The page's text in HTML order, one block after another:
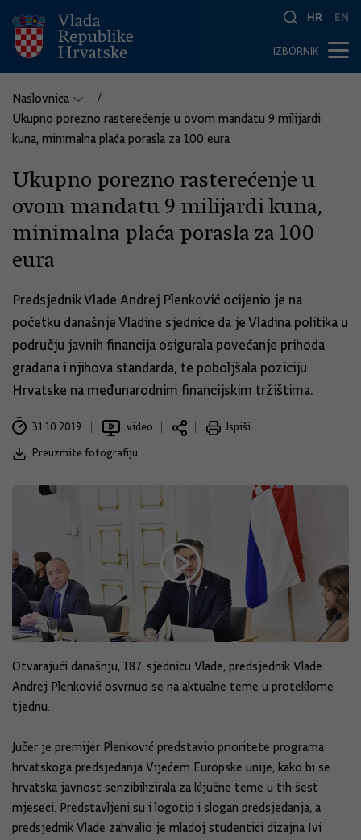
HR EN
IZBORNIK
Naslovnica
Ukupno porezno rasterećenje u ovom mandatu 9 milijardi
kuna, minimalna plaća porasla za 100 eura
Ukupno porezno rasterećenje u
ovom mandatu 9 milijardi kuna,
minimalna plaća porasla za 100
eura
Predsjednik Vlade Andrej Plenković ocijenio je na
početku današnje Vladine sjednice da je Vladina politika u
području javnih financija osigurala povećanje prihoda
građana i njihova standarda, te poboljšala poziciju
Hrvatske na međunarodnim financijskim tržištima.
31.10.2019. video
Ispiši
Preuzmite fotografiju
Otvarajući današnju, 187. sjednicu Vlade, predsjednik Vlade
Andrej Plenković osvrnuo se na aktualne teme u proteklome
tjednu.
Jučer je premijer Plenković predstavio prioritete programa
hrvatskoga predsjedanja Vijećem Europske unije, kako bi se
hrvatska javnost senzibilizirala za ključne teme u tih šest
mjeseci. Predstavljeni su i logotip i slogan predsjedanja, a
predsjednik Vlade zahvalio je mladoj studentici dizajna Ivi